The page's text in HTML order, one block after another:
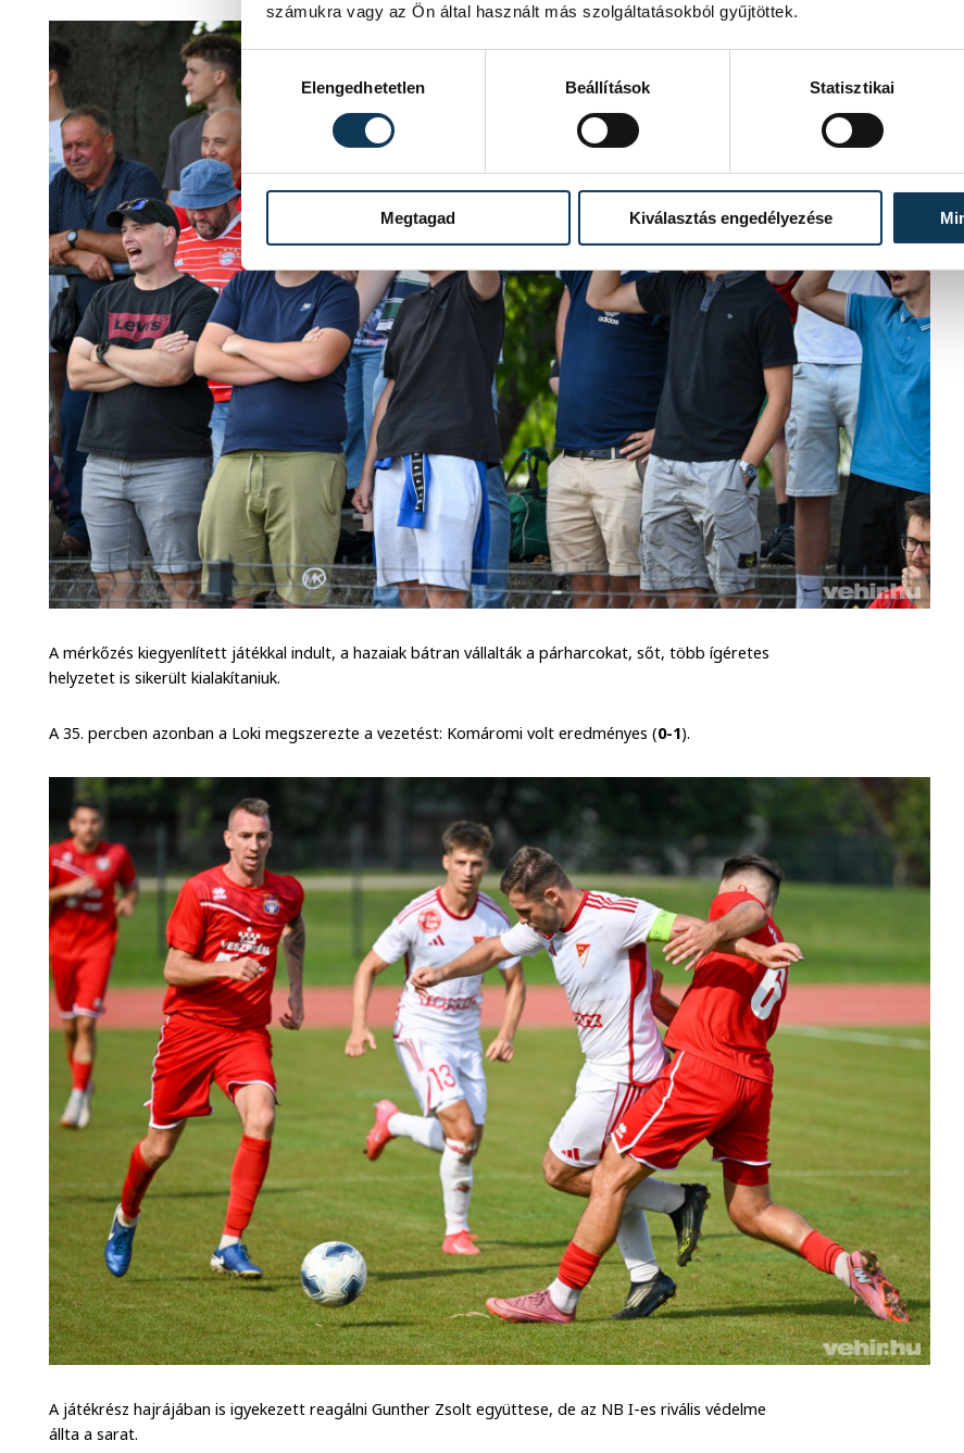
számukra vagy az Ön által használt más szolgáltatásokból gyűjtöttek.
Elengedhetetlen
Beállítások Statisztikai
Megtagad Kiválasztás engedélyezése
A mérkőzés kiegyenlített játékkal indult, a hazaiak bátran vállalták a párharcokat, sőt, több ígéretes
helyzetet is sikerült kialakítaniuk.
A 35. percben azonban a Loki megszerezte a vezetést: Komáromi volt eredményes (0-1).
A játékrész hajrájában is igyekezett reagálni Gunther Zsolt együttese, de az NB I-es rivális védelme
állta a sarat.